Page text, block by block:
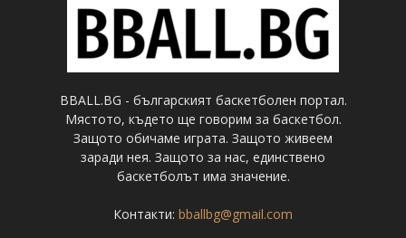
BBALL.BG - българският баскетболен портал.
Мястото, където ще говорим за баскетбол.
Защото обичаме играта. Защото живеем
заради нея. Защото за нас, единствено
баскетболът има значение.
Контакти: bballbg@gmail.com